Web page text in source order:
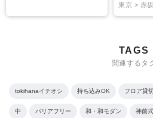
東京 > 赤
TAGS
関連するタ
tokihanaイチオシ 持ち込みOK フロア貸
中 バリアフリー 和・和モダン 神前式